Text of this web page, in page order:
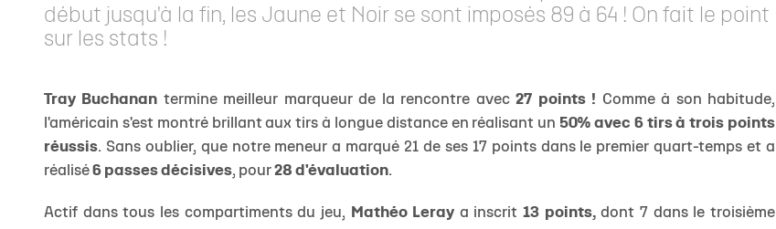
début jusqu'à la fin, les Jaune et Noir se sont imposés 89 à 64 ! On fait le point
sur les stats !
Tray Buchanan termine meilleur marqueur de la rencontre avec27 points ! Comme à son habitude,
l'américain s'est montré brillant aux tirs à longue distance en réalisant un 50% avec 6 tirs à trois points
réussis. Sans oublier, que notre meneur a marqué 21 de ses 17 points dans le premier quart-temps et a
réalisé 6 passes décisives, pour 28 d'évaluation.
Actif dans tous les compartiments du jeu, Mathéo Leray a inscrit13 points,dont 7 dans le troisième